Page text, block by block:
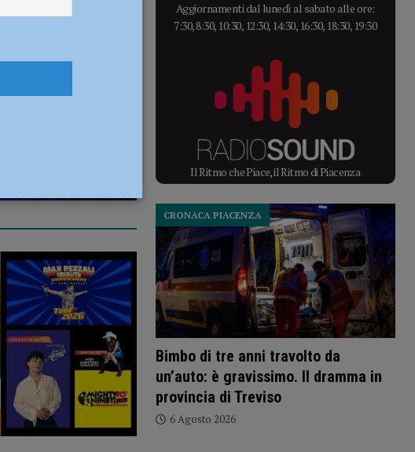
Aggiornamenti dal lunedì al sabato alle ore:
7:30, 8:30, 10:30, 12:30, 14:30, 16:30, 18:30, 19:30
Il Ritmo che Piace, il Ritmo di Piacenza
Bimbo di tre anni travolto da
un’auto: è gravissimo. Il dramma in
provincia di Treviso
CRONACA PIACENZA
6 Agosto 2026